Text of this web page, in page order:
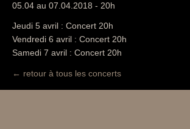
05.04 au 07.04.2018 - 20h
Jeudi 5 avril : Concert 20h
Vendredi 6 avril : Concert 20h
Samedi 7 avril : Concert 20h
← retour à tous les concerts